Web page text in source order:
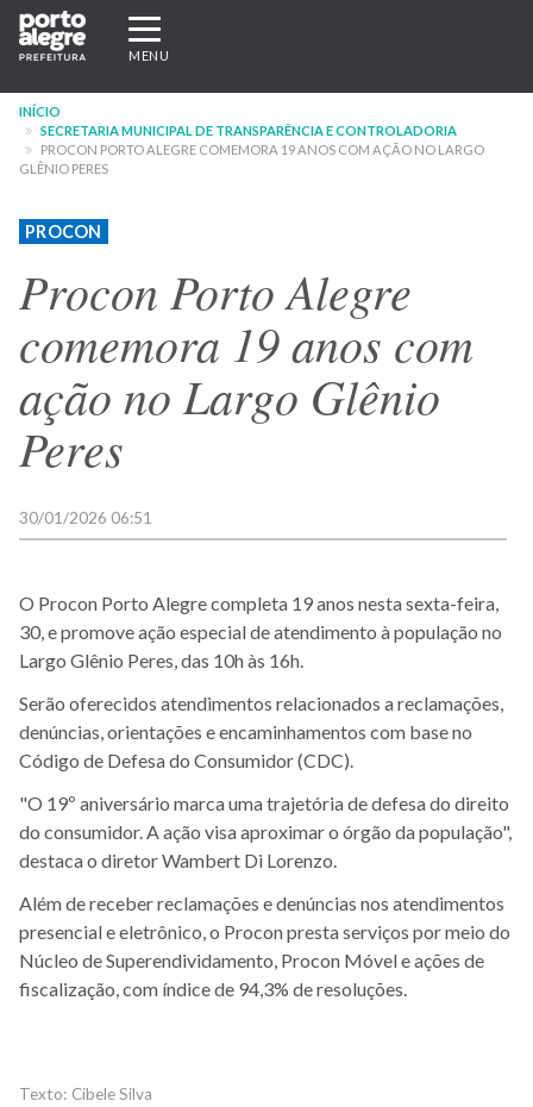
Pular
para
conteúdo
principal
Expandir/recolher
navegação
MENU
INÍCIO
SECRETARIA MUNICIPAL DE TRANSPARÊNCIA E CONTROLADORIA
PROCON PORTO ALEGRE COMEMORA 19 ANOS COM AÇÃO NO LARGO
GLÊNIO PERES
PROCON
Procon Porto Alegre
comemora 19 anos com
ação no Largo Glênio
Peres
30/01/2026 06:51
O Procon Porto Alegre completa 19 anos nesta sexta-feira,
30, e promove ação especial de atendimento à população no
Largo Glênio Peres, das 10h às 16h.
Serão oferecidos atendimentos relacionados a reclamações,
denúncias, orientações e encaminhamentos com base no
Código de Defesa do Consumidor (CDC).
"O 19º aniversário marca uma trajetória de defesa do direito
do consumidor. A ação visa aproximar o órgão da população",
destaca o diretor Wambert Di Lorenzo.
Além de receber reclamações e denúncias nos atendimentos
presencial e eletrônico, o Procon presta serviços por meio do
Núcleo de Superendividamento, Procon Móvel e ações de
fiscalização, com índice de 94,3% de resoluções.
Cibele Silva